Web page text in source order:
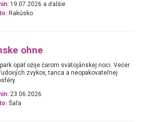
19.07.2026 a ďalšie
Rakúsko
ohne
opäť ožije čarom svätojánskej noci. Večer
zvykov, tanca a neopakovateľnej
23.06.2026
Šaľa